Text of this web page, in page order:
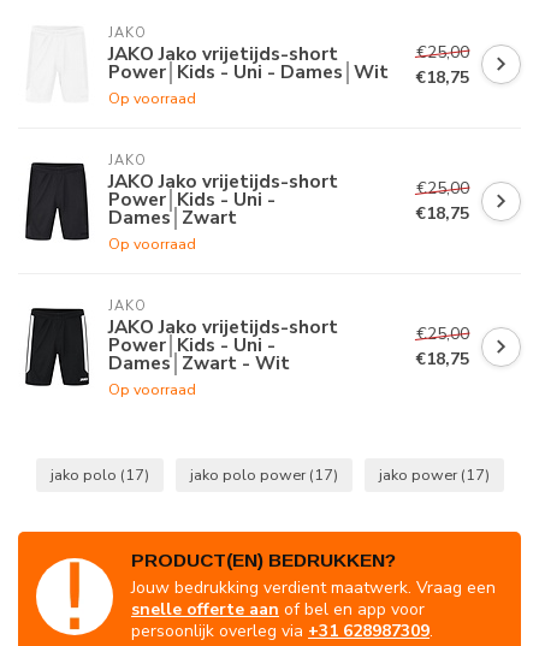
JAKO
JAKO Jako vrijetijds-short
Power│Kids - Uni - Dames│Wit
Op voorraad
€25,00
€18,75
JAKO
JAKO Jako vrijetijds-short
Power│Kids - Uni -
Dames│Zwart
Op voorraad
€25,00
€18,75
JAKO
JAKO Jako vrijetijds-short
Power│Kids - Uni -
Dames│Zwart - Wit
Op voorraad
€25,00
€18,75
jako polo (17) jako polo power (17) jako power (17)
PRODUCT(EN) BEDRUKKEN?
Jouw bedrukking verdient maatwerk. Vraag een
snelle offerte aan of bel en app voor
persoonlijk overleg via +31 628987309.